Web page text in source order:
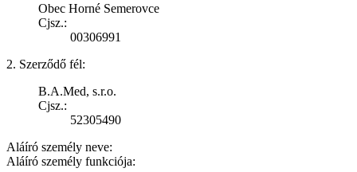
Obec Horné Semerovce
Cjsz.:
00306991
2. Szerződő fél:
B.A.Med, s.r.o.
Cjsz.:
52305490
Aláíró személy neve:
Aláíró személy funkciója: